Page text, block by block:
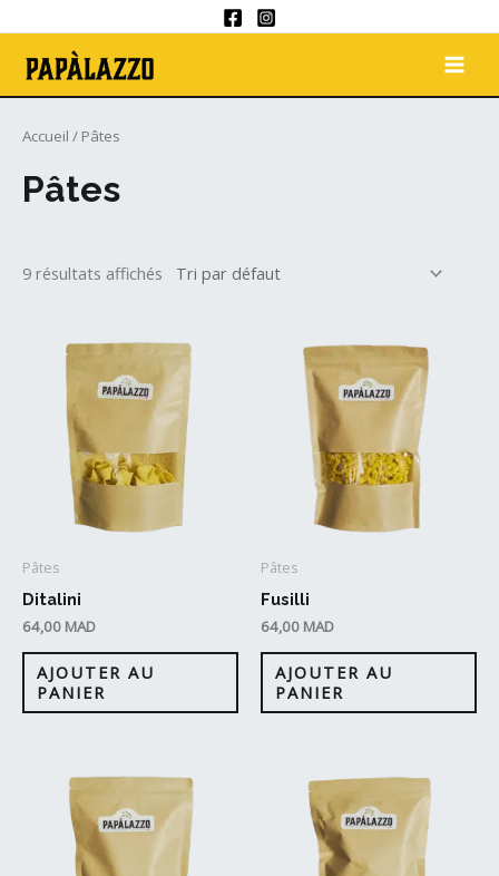
contenu
Accueil / Pâtes
Pâtes
9 résultats affichés
Pâtes
Ditalini
64,00 MAD
AJOUTER AU
PANIER
Pâtes
Fusilli
64,00 MAD
AJOUTER AU
PANIER